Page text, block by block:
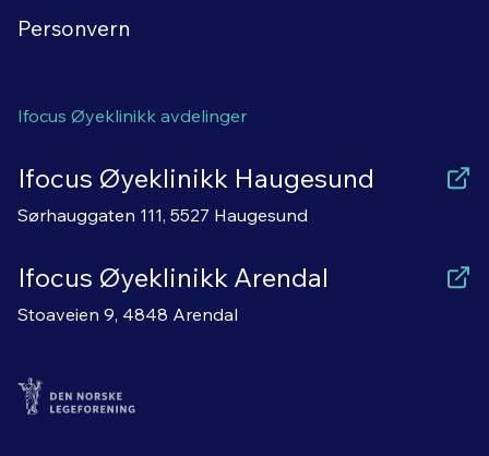
Personvern
Ifocus Øyeklinikk avdelinger
Ifocus Øyeklinikk Haugesund
Sørhauggaten 111, 5527 Haugesund
Ifocus Øyeklinikk Arendal
Stoaveien 9, 4848 Arendal